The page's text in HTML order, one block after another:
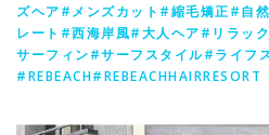
ズヘア#メンズカット#縮毛矯正#自
レート#西海岸風#大人ヘア#リラッ
サーフィン#サーフスタイル#ライフ
#REBEACH#REBEACHHAIRRESORT